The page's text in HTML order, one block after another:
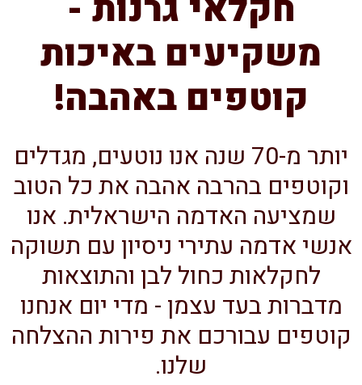
משקיעים באיכות
קוטפים באהבה!
יותר מ-70 שנה אנו נוטעים, מגדלים
וקוטפים בהרבה אהבה את כל הטוב
שמציעה האדמה הישראלית. אנו
אדמה עתירי ניסיון עם תשוקה
לחקלאות כחול לבן והתוצאות
מדברות בעד עצמן - מדי יום אנחנו
עבורכם את פירות ההצלחה
שלנו.